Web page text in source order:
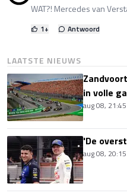
WAT?! Mercedes van
1+ Antwoord
LAATSTE NIEUWS
in volle
aug 08, 21:45
'De
aug 08, 20:15